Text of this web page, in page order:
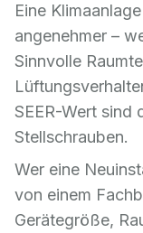
Eine
angenehmer –
Sinnvolle
SEER-Wert sind
Stellschrauben.
Wer eine
von einem
Gerätegröße,